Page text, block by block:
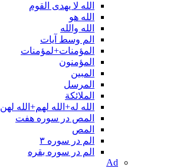
الله لا یهدی القوم
الله هو
الله والله
الم وسط آیات
المؤمنات+لمؤمنات
المؤمنون
المبین
المرسل
الملائكة
الله له+الله لهم+الله لهن
المص در سوره هفت
المص
الم در سوره ۳
الم در سوره بقره
Ad